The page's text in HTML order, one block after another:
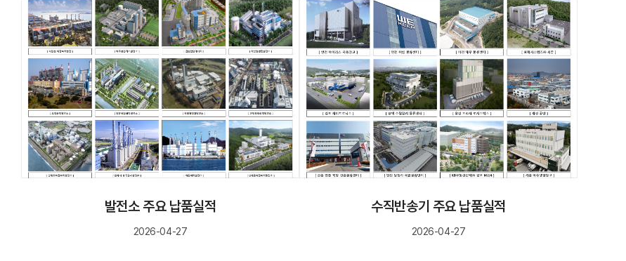
발전소 주요 납품실적
2026-04-27
수직반송기 주요 납품실적
2026-04-27